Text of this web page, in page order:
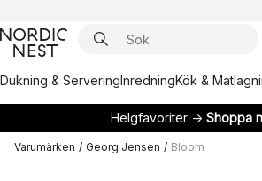
Dukning & ServeringInredningKök &
Helgfavoriter → Shoppa
Varumärken / Georg Jensen / Bloom